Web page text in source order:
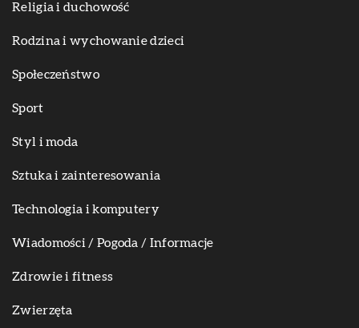
Religia i duchowość
Rodzina i wychowanie dzieci
Społeczeństwo
Sport
Styl i moda
Sztuka i zainteresowania
Technologia i komputery
Wiadomości / Pogoda / Informacje
Zdrowie i fitness
Zwierzęta